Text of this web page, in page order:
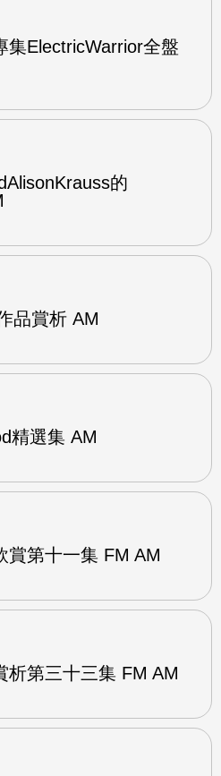
集ElectricWarrior全盤
的
品賞析 AM
精選集 AM
賞第十一集 FM AM
析第三十三集 FM AM